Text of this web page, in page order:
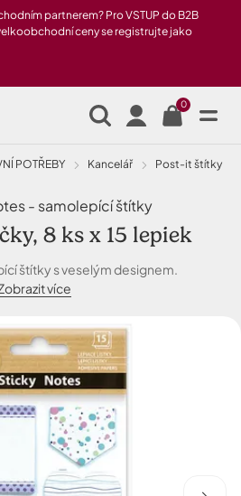
partnerem? Pro VSTUP do B2B
ceny se registrujte jako
0
POTŘEBY Kancelář post-it štítky
- samolepící štítky
8 ks x 15 lepiek
štítky s veselým designem.
více